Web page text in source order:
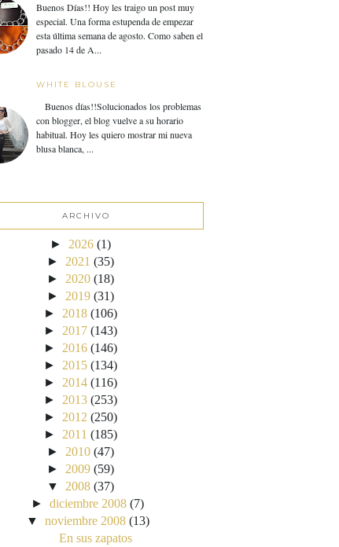
Buenos Días!! Hoy les traigo un post muy
especial. Una forma estupenda de empezar
esta última semana de agosto. Como saben el
pasado 14 de A...
WHITE BLOUSE
Buenos días!!Solucionados los problemas
con blogger, el blog vuelve a su horario
habitual. Hoy les quiero mostrar mi nueva
blusa blanca, ...
ARCHIVO
► 2026 (1)
► 2021 (35)
► 2020 (18)
► 2019 (31)
► 2018 (106)
► 2017 (143)
► 2016 (146)
► 2015 (134)
► 2014 (116)
► 2013 (253)
► 2012 (250)
► 2011 (185)
► 2010 (47)
► 2009 (59)
▼ 2008 (37)
►diciembre 2008 (7)
▼ noviembre 2008 (13)
En sus zapatos